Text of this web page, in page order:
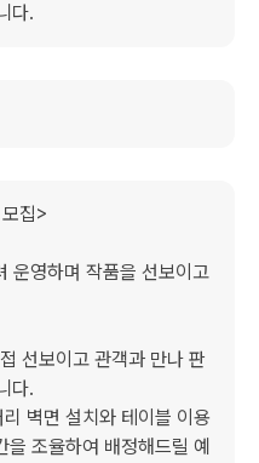
다.
집>
운영하며 작품을 선보이고
선보이고 관객과 만나 판
다.
벽면 설치와 테이블 이용
조율하여 배정해드릴 예